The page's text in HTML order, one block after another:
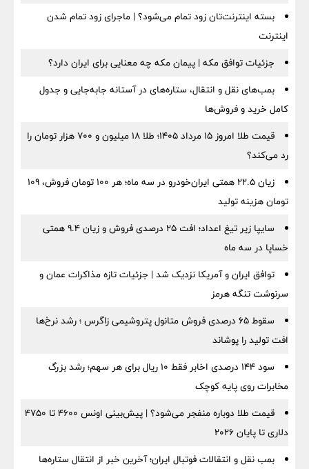
بسته اینترنت‌تان زود تمام می‌شود؟ | ماجرای زود تمام شدن
اینترنت
جزئیات توافق مکه | پیمان مکه چه معنایی برای ایران دارد؟
بمب‌های نقل و انتقال، ستاره‌های در آستانه جابه‌جایی و جدول
کامل خرید و فروش‌ها
قیمت طلا امروز ۱۵ مرداد ۱۴۰۵؛ طلا ۱۸ میلیون و ۷۰۰ هزار تومان را
رد می‌کند؟
زیان ۲۲.۵ همتی ایران‌خودرو در سه ماه؛ هر ۱۰۰ تومان فروش، ۱۰۹
تومان هزینه تولید
سایپا زیر تیغ اعداد؛ افت ۲۵ درصدی فروش و زیان ۹.۴ همتی
خساپا در سه ماه
توافق ایران و آمریکا نزدیک شد | جزئیات تازه مذاکرات عمان و
سرنوشت تنگه هرمز
سقوط ۶۵ درصدی فروش متانول پتروشیمی زاگرس ؛ رشد نرخ‌ها
افت تولید را پوشاند
سود ۱۴۴ درصدی اخابر فقط ۱۰ ریال برای هر سهم؛ رشد بزرگ
مخابرات روی پایه کوچک
قیمت طلا دوباره منفجر می‌شود؟ | پیش‌بینی اونس ۴۶۰۰ تا ۴۷۵۰
دلاری تا پایان ۲۰۲۶
بمب نقل‌ و انتقالات فوتبال ایران؛ آخرین خبر از انتقال ستاره‌ها